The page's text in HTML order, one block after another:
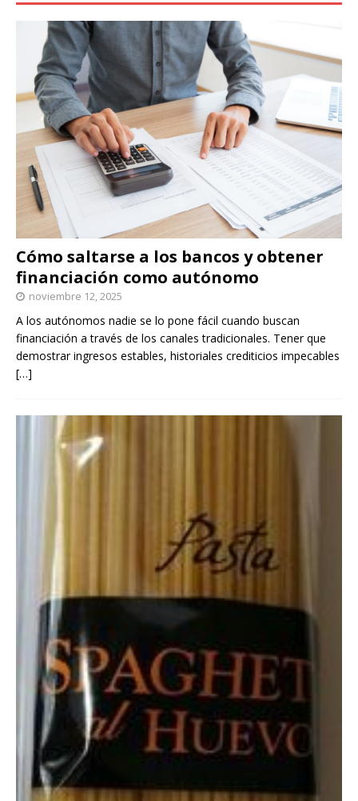
Cómo saltarse a los bancos y obtener
financiación como autónomo
noviembre 12, 2025
A los autónomos nadie se lo pone fácil cuando buscan
financiación a través de los canales tradicionales. Tener que
demostrar ingresos estables, historiales crediticios impecables
[…]